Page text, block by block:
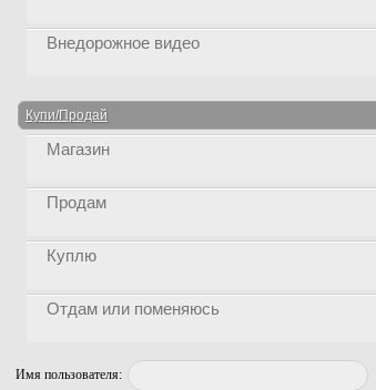
Внедорожное видео
Купи/Продай
Магазин
Продам
Куплю
Отдам или поменяюсь
Имя пользователя: